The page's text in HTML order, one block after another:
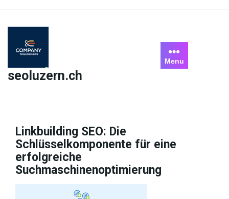
content
seoluzern.ch
Menu
Linkbuilding SEO: Die
Schlüsselkomponente für eine
erfolgreiche
Suchmaschinenoptimierung